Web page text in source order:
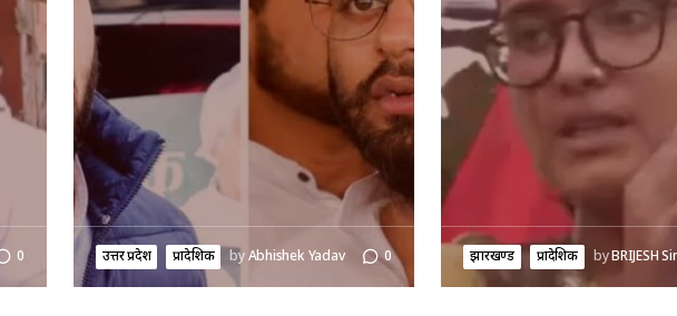
0 उत्तर प्रदेश प्रादेशिक byAbhishek Yadav 0 झारखण्ड प्रादेशिक byBRIJESH